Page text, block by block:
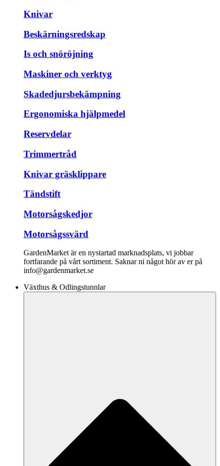
Knivar
Beskärningsredskap
Is och snöröjning
Maskiner och verktyg
Skadedjursbekämpning
Ergonomiska hjälpmedel
Reservdelar
Trimmertråd
Knivar gräsklippare
Tändstift
Motorsågskedjor
Motorsågssvärd
GardenMarket är en nystartad marknadsplats, vi jobbar
fortfarande på vårt sortiment. Saknar ni något hör av er på
info@gardenmarket.se
Växthus & Odlingstunnlar